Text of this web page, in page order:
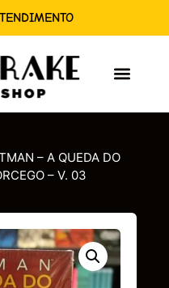
– A QUEDA DO
– V. 03